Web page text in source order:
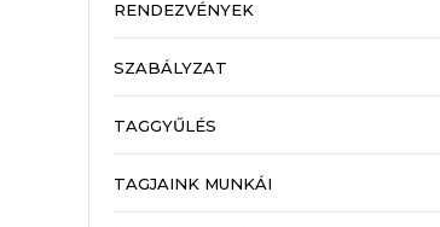
RENDEZVÉNYEK
SZABÁLYZAT
TAGGYŰLÉS
TAGJAINK MUNKÁI